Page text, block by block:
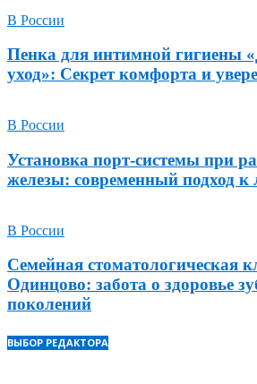
В России
Пенка для интимной гигиены
уход»: Секрет комфорта и
В России
Установка порт-системы при
железы: современный подход к
В России
Семейная стоматологическая
Одинцово: забота о здоровье
поколений
ВЫБОР РЕДАКТОРА